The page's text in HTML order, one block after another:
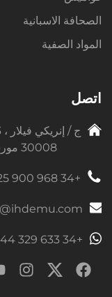
الصحافة الاسبانية
المواد الصفية
اتصل
ج / إنريكي فيلار ، 13 - 1 درجة مئوية
30008 مورسيا ، إسبانيا
+34 968 900 325
+34 633 329 144